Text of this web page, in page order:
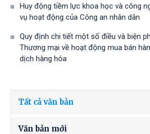
Huy động tiềm lực khoa học và công
vụ hoạt động của Công an nhân dân
Quy định chi tiết một số điều và biện
Thương mại về hoạt động mua bán
dịch hàng hóa
Tất cả văn bản
Văn bản mới